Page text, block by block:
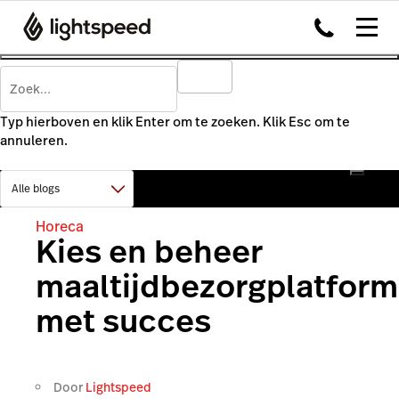
Typ hierboven en klik Enter om te zoeken. Klik Esc om te
annuleren.
Horeca
Kies en beheer
met succes
Door Lightspeed